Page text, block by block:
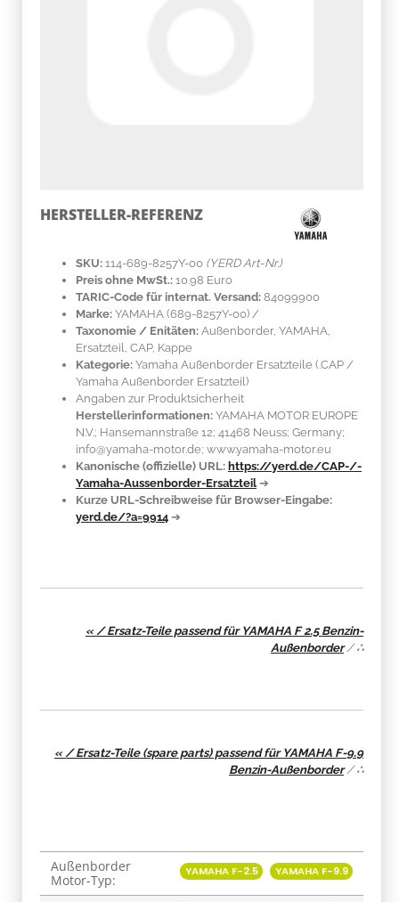
HERSTELLER-REFERENZ
SKU: 114-689-8257Y-00 (YERD Art-Nr.)
Preis ohne MwSt.: 10.98 Euro
TARIC-Code für internat. Versand: 84099900
Marke: YAMAHA (689-8257Y-00) /
Taxonomie / Enitäten: Außenborder, YAMAHA,
Ersatzteil, CAP, Kappe
Kategorie: Yamaha Außenborder Ersatzteile (.CAP /
Yamaha Außenborder Ersatzteil)
Angaben zur Produktsicherheit
Herstellerinformationen: YAMAHA MOTOR EUROPE
N.V.; Hansemannstraße 12; 41468 Neuss; Germany;
info@yamaha-motor.de; www.yamaha-motor.eu
Kanonische (offizielle) URL: https://yerd.de/CAP-/-
Yamaha-Aussenborder-Ersatzteil ➔
Kurze URL-Schreibweise für Browser-Eingabe:
yerd.de/?a=9914 ➔
« / Ersatz-Teile passend für YAMAHA F 2.5 Benzin-
Außenborder/∴
« / Ersatz-Teile (spare parts) passend für YAMAHA F-9.9
Benzin-Außenborder/∴
Produkteigenschaft
Wert
Außenborder
Motor-Typ:
YAMAHA F-2.5 YAMAHA F-9.9